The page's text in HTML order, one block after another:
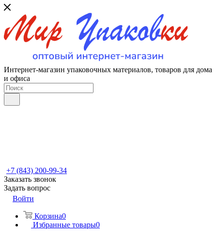
Интернет-магазин упаковочных материалов, товаров для дома
и офиса
+7 (843) 200-99-34
Заказать звонок
Задать вопрос
Войти
Корзина0
Избранные товары0